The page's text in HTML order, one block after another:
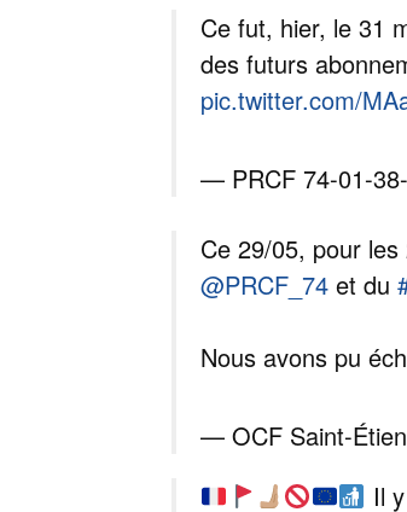
Ce fut, hier, le 31
des futurs
pic.twitter.com/
— PRCF 74-01-
Ce 29/05, pour
@PRCF_74 et du
Nous avons pu
— OCF Saint-
Il